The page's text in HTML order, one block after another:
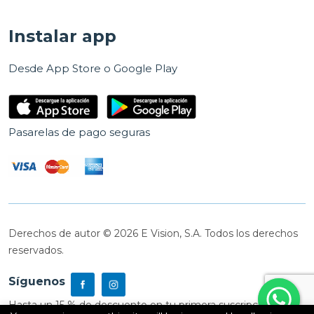
Instalar app
Desde App Store o Google Play
Pasarelas de pago seguras
Derechos de autor © 2026 E Vision, S.A. Todos los derechos
reservados.
Síguenos
Hasta un 15 % de descuento en tu primera suscripción